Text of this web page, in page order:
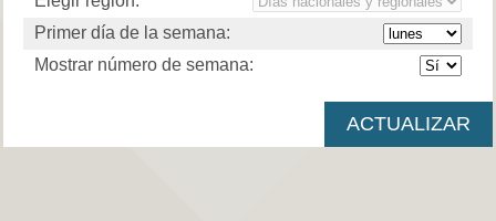
Primer día de la semana:
Mostrar número de semana: